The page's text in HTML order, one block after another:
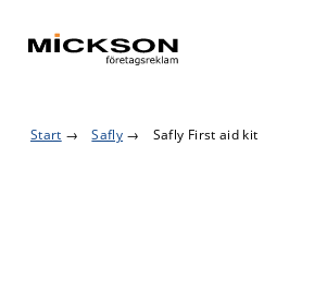
Start → Safly → Safly First aid kit